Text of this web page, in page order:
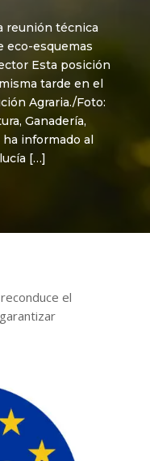
reunión técnica
eco-esquemas
Esta posición
tarde en el
Agraria./Foto:
Ganadería,
informado al
[…]
el